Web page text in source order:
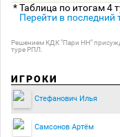
* Таблица по итогам 4
Перейти в последний
Решением КДК "Пари НН"
туре РПЛ.
ИГРОКИ
Стефанович Илья
Самсонов Артём